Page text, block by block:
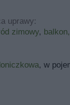
uprawy:
zimowy,
, w